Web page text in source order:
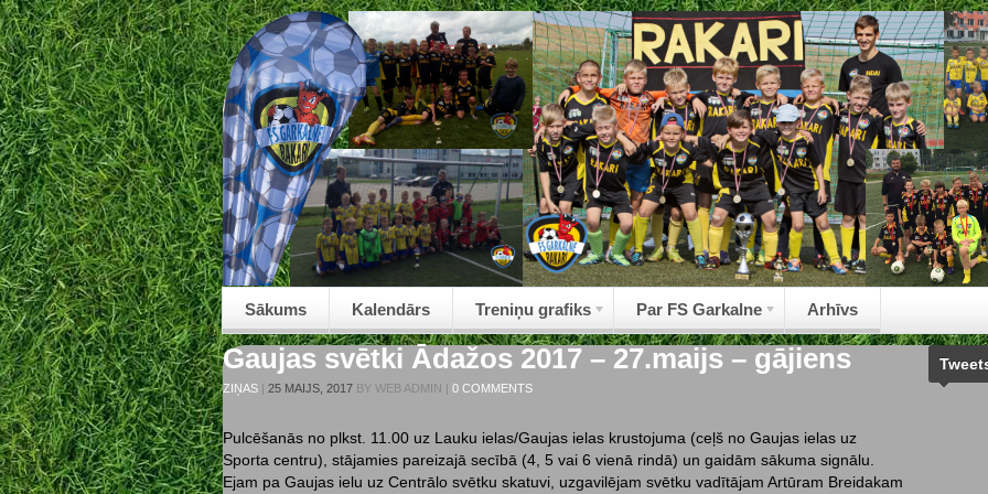
Sākums Kalendārs Treniņu grafiks Par FS Garkalne Arhīvs
Gaujas svētki Ādažos 2017 – 27.maijs – gājiens
ZIŅAS | 25 MAIJS, 2017 BY WEB ADMIN | 0 COMMENTS
Pulcēšanās no plkst. 11.00 uz Lauku ielas/Gaujas ielas krustojuma (ceļš no Gaujas ielas uz
Sporta centru), stājamies pareizajā secībā (4, 5 vai 6 vienā rindā) un gaidām sākuma signālu.
Ejam pa Gaujas ielu uz Centrālo svētku skatuvi, uzgavilējam svētku vadītājam Artūram Breidakam